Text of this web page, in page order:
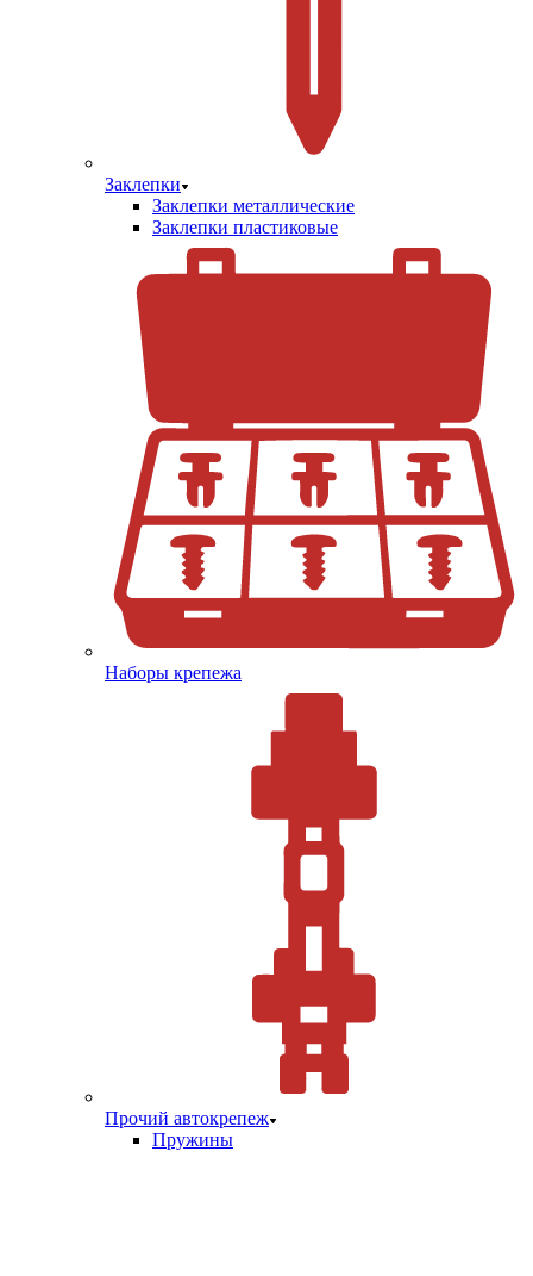
Заклепки
Заклепки металлические
Заклепки пластиковые
Наборы крепежа
Прочий автокрепеж
Пружины